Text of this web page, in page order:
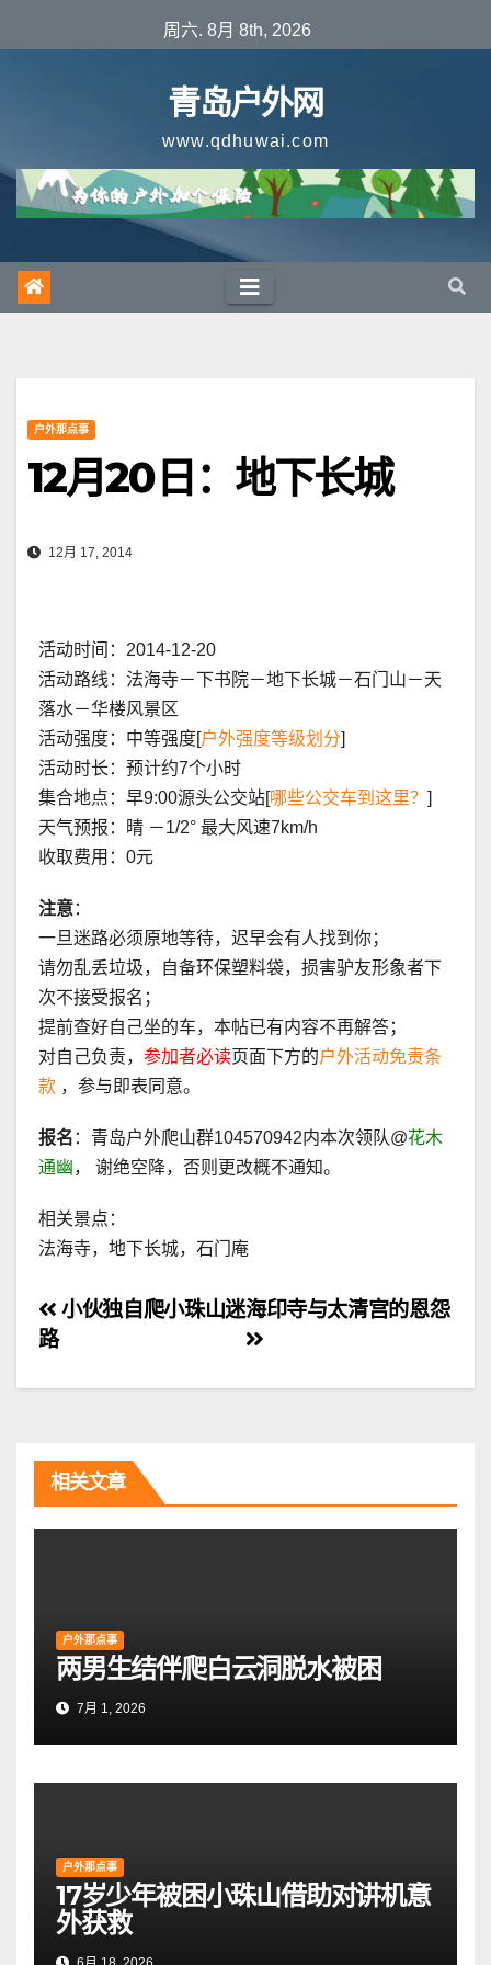
至
周六. 8月 8th, 2026
青岛户外网
www.qdhuwai.com
户外那点事
12月20日：地下长城
12月 17, 2014
活动时间：2014-12-20
活动路线：法海寺－下书院－地下长城－石门山－天
落水－华楼风景区
活动强度：中等强度[户外强度等级划分]
活动时长：预计约7个小时
集合地点：早9:00源头公交站[哪些公交车到这里？ ]
天气预报：晴 －1/2° 最大风速7km/h
收取费用：0元
注意：
一旦迷路必须原地等待，迟早会有人找到你；
请勿乱丢垃圾，自备环保塑料袋，损害驴友形象者下
次不接受报名；
提前查好自己坐的车，本帖已有内容不再解答；
对自己负责， 参加者必读页面下方的户外活动免责条
款 ，参与即表同意。
报名 ：青岛户外爬山群104570942内本次领队@花木
通幽 ， 谢绝空降，否则更改概不通知。
相关景点：
法海寺，地下长城，石门庵
文
章
航
海印寺与太清宫的恩怨
小伙独自爬小珠山迷
路
相关文章
户外那点事
两男生结伴爬白云洞脱水被困
7月 1, 2026
户外那点事
17岁少年被困小珠山借助对讲机意
外获救